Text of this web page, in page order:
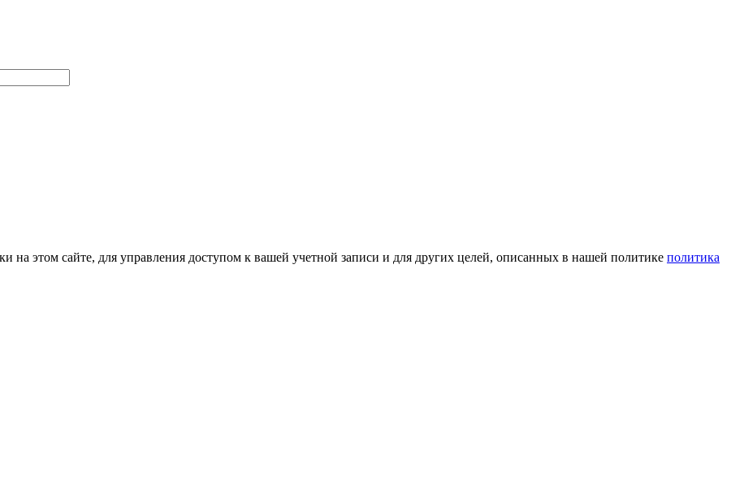
на этом сайте, для управления доступом к вашей учетной записи и для других целей, описанных в нашей политике политика